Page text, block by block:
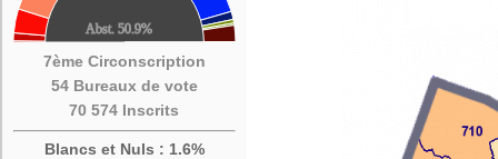
7ème Circonscription
54 Bureaux de vote
70 574 Inscrits
Blancs et Nuls : 1.6%